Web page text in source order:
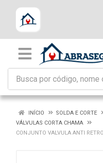
INÍCIO
SOLDA E CORTE
VÁLVULAS CORTA CHAMA
CONJUNTO VALVULA ANTI